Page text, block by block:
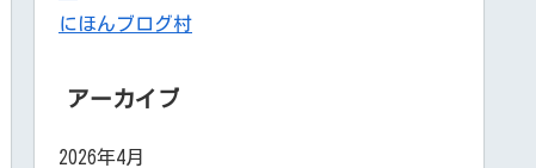
にほんブログ村
アーカイブ
2026年4月